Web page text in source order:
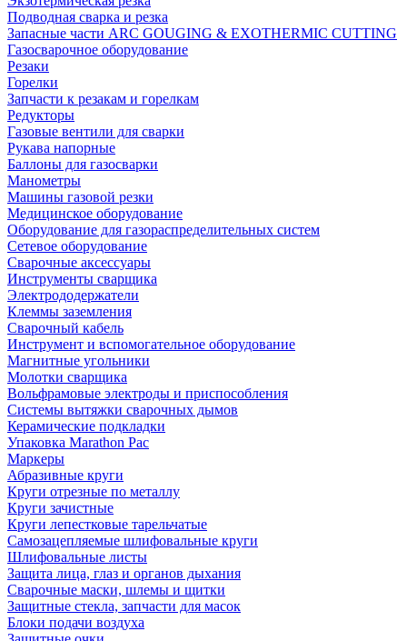
Подводная сварка и резка
Запасные части ARC GOUGING & EXOTHERMIC CUTTING
Газосварочное оборудование
Резаки
Горелки
Запчасти к резакам и горелкам
Редукторы
Газовые вентили для сварки
Рукава напорные
Баллоны для газосварки
Манометры
Машины газовой резки
Медицинское оборудование
Оборудование для газораспределительных систем
Сетевое оборудование
Сварочные аксессуары
Инструменты сварщика
Электрододержатели
Клеммы заземления
Сварочный кабель
Инструмент и вспомогательное оборудование
Магнитные угольники
Молотки сварщика
Вольфрамовые электроды и приспособления
Системы вытяжки сварочных дымов
Керамические подкладки
Упаковка Marathon Pac
Маркеры
Абразивные круги
Круги отрезные по металлу
Круги зачистные
Круги лепестковые тарельчатые
Самозацепляемые шлифовальные круги
Шлифовальные листы
Защита лица, глаз и органов дыхания
Сварочные маски, шлемы и щитки
Защитные стекла, запчасти для масок
Блоки подачи воздуха